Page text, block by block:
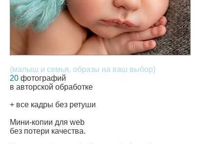
(малыш и семья, образы на ваш выбор)
20 фотографий
в авторской обработке
+ все кадры без ретуши
Мини-копии для web
без потери качества.